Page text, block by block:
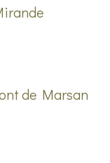
de Marsan